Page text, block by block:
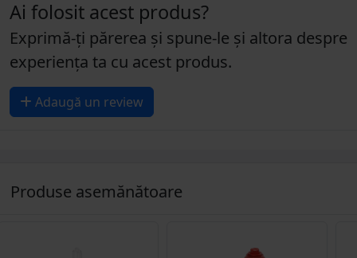
Ai folosit acest produs?
Exprimă-ți părerea și spune-le și altora despre
experiența ta cu acest produs.
Adaugă un review
Produse asemănătoare